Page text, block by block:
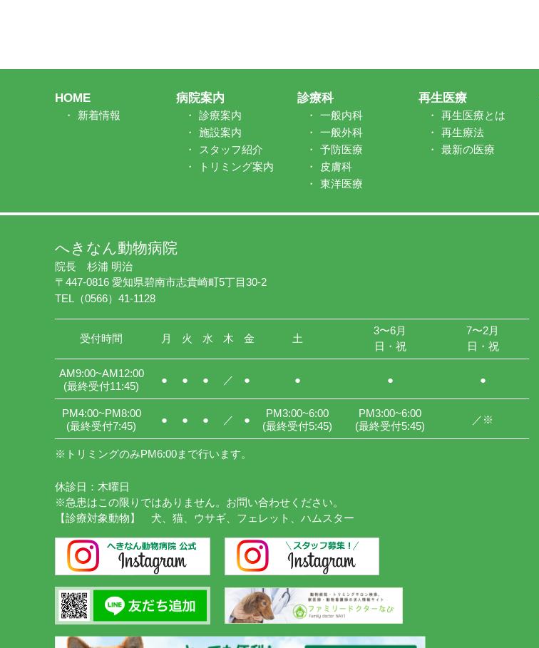
HOME
新着情報
病院案内
診療案内
施設案内
スタッフ紹介
トリミング案内
診療科
一般内科
一般外科
予防医療
皮膚科
東洋医療
再生医療
再生医療とは
再生療法
最新の医療
へきなん動物病院
院長 杉浦 明治
〒447-0816 愛知県碧南市志貴崎町5丁目30-2
TEL（0566）41-1128
受付時間 月 火 水 木 金 土
3〜6月
日・祝
7〜2月
日・祝
AM9:00~AM12:00
(最終受付11:45)
● ● ● ／ ● ● ● ●
PM4:00~PM8:00
(最終受付7:45)
● ● ● ／ ●
PM3:00~6:00
(最終受付5:45)
PM3:00~6:00
(最終受付5:45)
／※
※トリミングのみPM6:00まで行います。
休診日：木曜日
※急患はこの限りではありません。お問い合わせください。
【診療対象動物】 犬、猫、ウサギ、フェレット、ハムスター